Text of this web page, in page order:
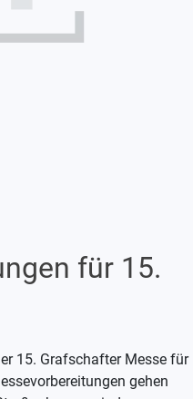
für 15.
15. Grafschafter Messe für
gehen